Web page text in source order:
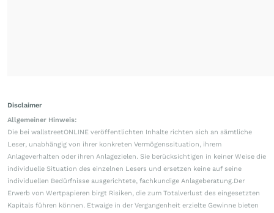
Disclaimer
Allgemeiner Hinweis:
Die bei wallstreetONLINE veröffentlichten Inhalte richten sich an sämtliche
Leser, unabhängig von ihrer konkreten Vermögenssituation, ihrem
Anlageverhalten oder ihren Anlagezielen. Sie berücksichtigen in keiner Weise die
individuelle Situation des einzelnen Lesers und ersetzen keine auf seine
individuellen Bedürfnisse ausgerichtete, fachkundige Anlageberatung.Der
Erwerb von Wertpapieren birgt Risiken, die zum Totalverlust des eingesetzten
Kapitals führen können. Etwaige in der Vergangenheit erzielte Gewinne bieten